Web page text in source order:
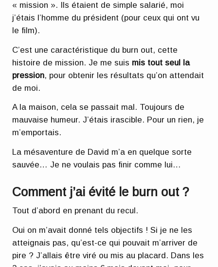
« mission ». Ils étaient de simple salarié, moi
j’étais l’homme du président (pour ceux qui ont vu
le film).
C’est une caractéristique du burn out, cette
histoire de mission. Je me suis mis tout seul la
pression, pour obtenir les résultats qu’on attendait
de moi.
A la maison, cela se passait mal. Toujours de
mauvaise humeur. J’étais irascible. Pour un rien, je
m’emportais.
La mésaventure de David m’a en quelque sorte
sauvée… Je ne voulais pas finir comme lui…
Comment j’ai évité le burn out ?
Tout d’abord en prenant du recul.
Oui on m’avait donné tels objectifs ! Si je ne les
atteignais pas, qu’est-ce qui pouvait m’arriver de
pire ? J’allais être viré ou mis au placard. Dans les